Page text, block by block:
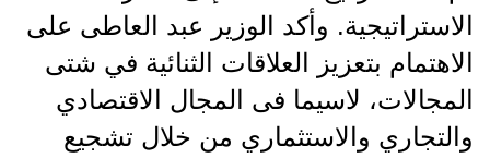
الاستراتيجية. وأكد الوزير عبد العاطى على
الاهتمام بتعزيز العلاقات الثنائية في شتى
المجالات، لاسيما فى المجال الاقتصادي
والتجاري والاستثماري من خلال تشجيع